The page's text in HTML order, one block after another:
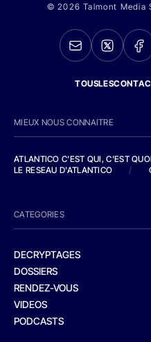
© 2026 Talmont Media
MIEUX NOUS CONNAITRE
ATLANTICO C'EST QUI, C'EST
LE RESEAU D'ATLANTICO
/
CATEGORIES
DECRYPTAGES
DOSSIERS
RENDEZ-VOUS
VIDEOS
PODCASTS